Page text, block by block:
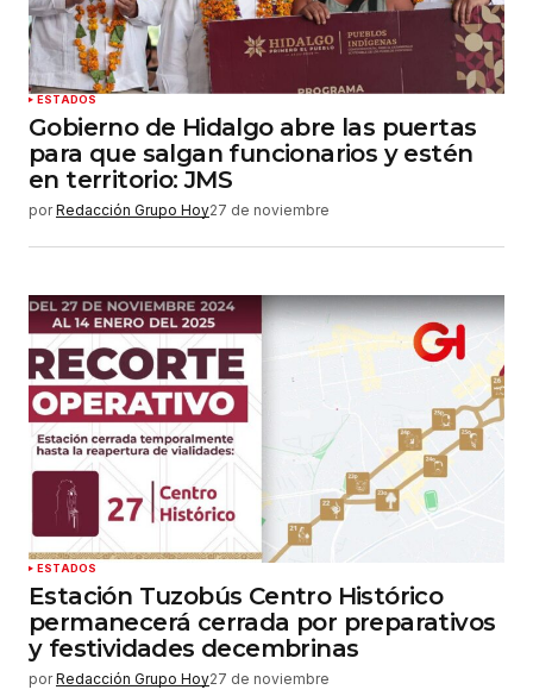
ESTADOS
Gobierno de Hidalgo abre las puertas
para que salgan funcionarios y estén
en territorio: JMS
por Redacción Grupo Hoy27 de noviembre
ESTADOS
Estación Tuzobús Centro Histórico
permanecerá cerrada por preparativos
y festividades decembrinas
por Redacción Grupo Hoy27 de noviembre